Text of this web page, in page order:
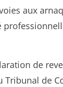
aux
de
de